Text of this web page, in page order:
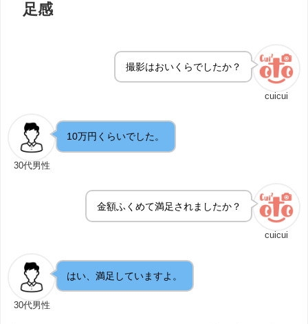
足感
cuicui
撮影はおいくらでしたか？
30代男性
10万円くらいでした。
cuicui
金額ふくめて満足されましたか？
30代男性
はい、満足していますよ。